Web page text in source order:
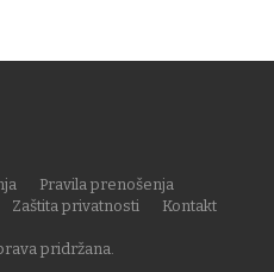
pridržana.
Pravila prenošenja
Zaštita privatnosti
Kontakt